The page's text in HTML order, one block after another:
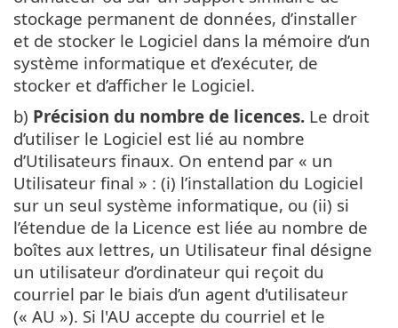
stockage permanent de données, d’installer
et de stocker le Logiciel dans la mémoire d’un
système informatique et d’exécuter, de
stocker et d’afficher le Logiciel.
b) Précision du nombre de licences. Le droit
d’utiliser le Logiciel est lié au nombre
d’Utilisateurs finaux. On entend par « un
Utilisateur final » : (i) l’installation du Logiciel
sur un seul système informatique, ou (ii) si
l’étendue de la Licence est liée au nombre de
boîtes aux lettres, un Utilisateur final désigne
un utilisateur d’ordinateur qui reçoit du
courriel par le biais d’un agent d'utilisateur
(« AU »). Si l'AU accepte du courriel et le